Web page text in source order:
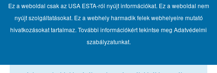
Ez a weboldal csak az USA ESTA-ról nyújt információkat. Ez a weboldal nem
nyújt szolgáltatásokat. Ez a webhely harmadik felek webhelyeire mutató
hivatkozásokat tartalmaz. További információkért tekintse meg Adatvédelmi
szabályzatunkat.